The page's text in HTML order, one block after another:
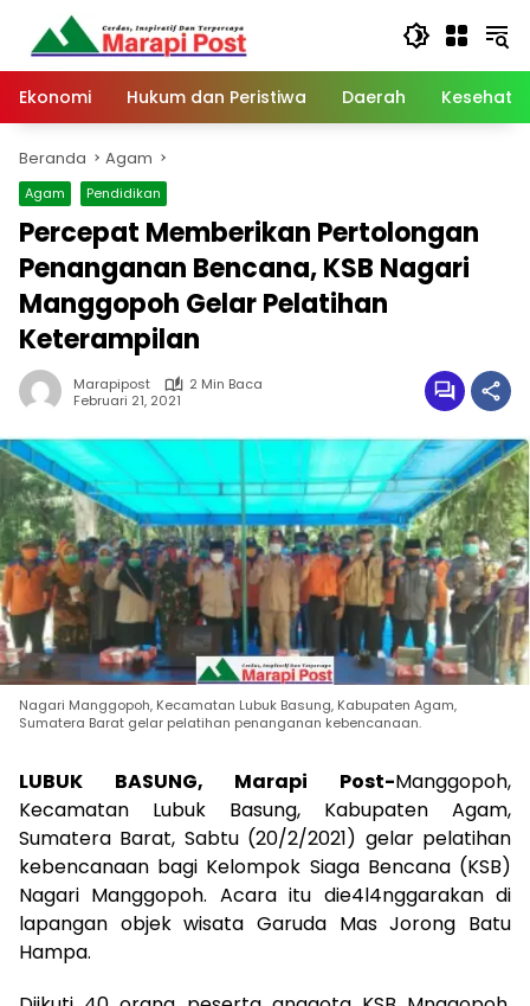
Langsung
konten
Ekonomi
Hukum dan Peristiwa Daerah
Beranda Agam
Agam Pendidikan
Percepat Memberikan Pertolongan
Penanganan Bencana, KSB Nagari
Manggopoh Gelar Pelatihan
Keterampilan
Marapipost
2 Min Baca
Februari 21, 2021
Nagari Manggopoh, Kecamatan Lubuk Basung, Kabupaten Agam,
Sumatera Barat gelar pelatihan penanganan kebencanaan.
LUBUK BASUNG, Marapi Post-Manggopoh,
Kecamatan Lubuk Basung, Kabupaten Agam,
Sumatera Barat, Sabtu (20/2/2021) gelar pelatihan
kebencanaan bagi Kelompok Siaga Bencana (KSB)
Nagari Manggopoh. Acara itu die4l4nggarakan di
lapangan objek wisata Garuda Mas Jorong Batu
Hampa.